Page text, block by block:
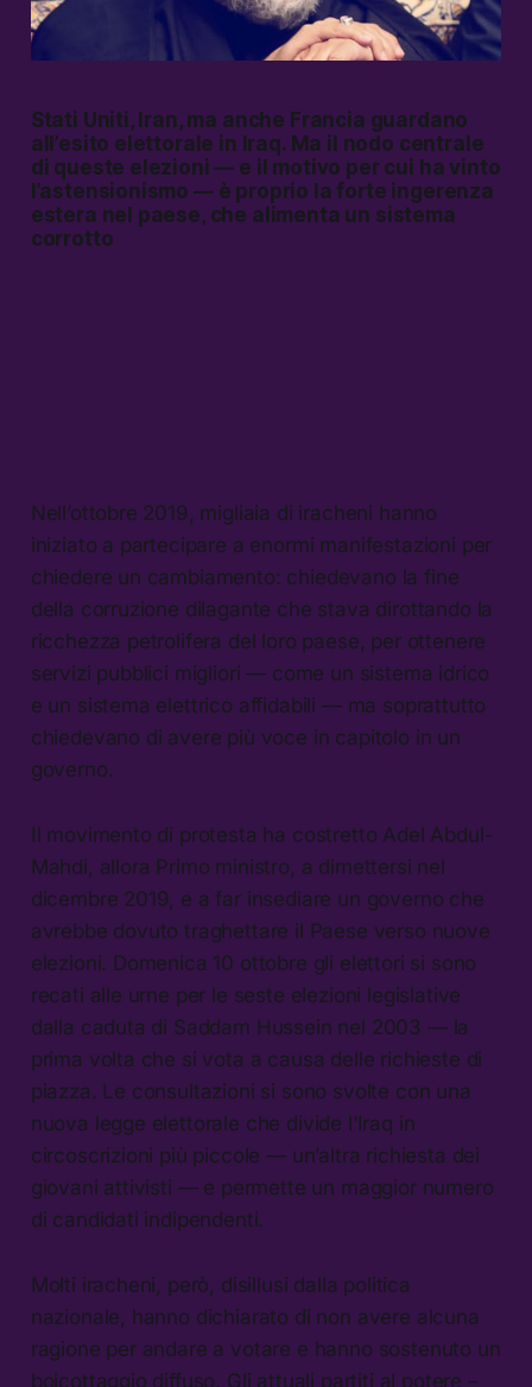
Stati Uniti, Iran, ma anche Francia guardano
all’esito elettorale in Iraq. Ma il nodo centrale
di queste elezioni — e il motivo per cui ha vinto
l’astensionismo — è proprio la forte ingerenza
estera nel paese, che alimenta un sistema
corrotto
Nell’ottobre 2019, migliaia di iracheni hanno
iniziato a partecipare a enormi manifestazioni per
chiedere un cambiamento: chiedevano la fine
della corruzione dilagante che stava dirottando la
ricchezza petrolifera del loro paese, per ottenere
servizi pubblici migliori — come un sistema idrico
e un sistema elettrico affidabili — ma soprattutto
chiedevano di avere più voce in capitolo in un
governo.
Il movimento di protesta ha costretto Adel Abdul-
Mahdi, allora Primo ministro, a dimettersi nel
dicembre 2019, e a far insediare un governo che
avrebbe dovuto traghettare il Paese verso nuove
elezioni. Domenica 10 ottobre gli elettori si sono
recati alle urne per le seste elezioni legislative
dalla caduta di Saddam Hussein nel 2003 — la
prima volta che si vota a causa delle richieste di
piazza. Le consultazioni si sono svolte con una
nuova legge elettorale che divide l’Iraq in
circoscrizioni più piccole — un’altra richiesta dei
giovani attivisti — e permette un maggior numero
di candidati indipendenti.
Molti iracheni, però, disillusi dalla politica
nazionale, hanno dichiarato di non avere alcuna
ragione per andare a votare e hanno sostenuto un
boicottaggio diffuso. Gli attuali partiti al potere –